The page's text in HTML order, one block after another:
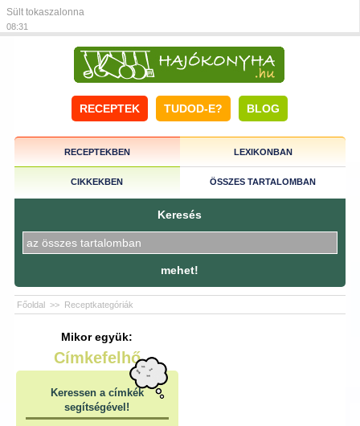
Sült tokaszalonna
08:31
RECEPTEK TUDOD-E? BLOG
RECEPTEKBEN LEXIKONBAN
CIKKEKBEN ÖSSZES TARTALOMBAN
Keresés
mehet!
Főoldal >> Receptkategóriák
Mikor együk:
Címkefelhő
Keressen a címkék
segítségével!